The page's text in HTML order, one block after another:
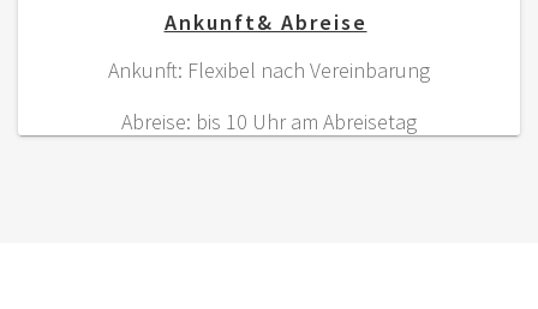
Ankunft& Abreise
Ankunft: Flexibel nach Vereinbarung
Abreise: bis 10 Uhr am Abreisetag